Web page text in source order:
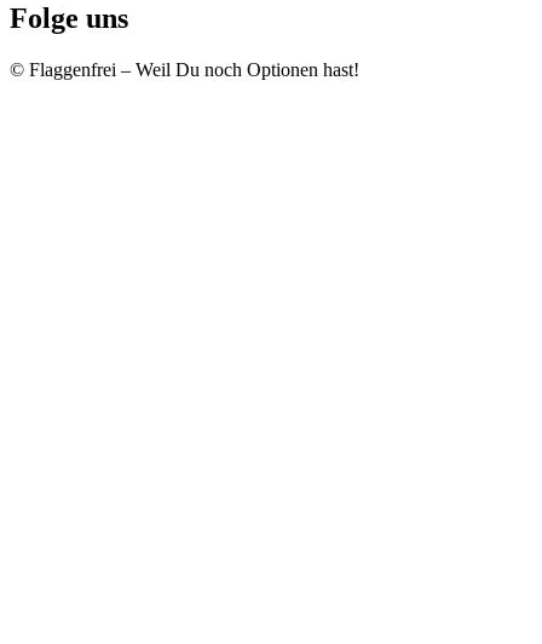
Folge uns
© Flaggenfrei – Weil Du noch Optionen hast!